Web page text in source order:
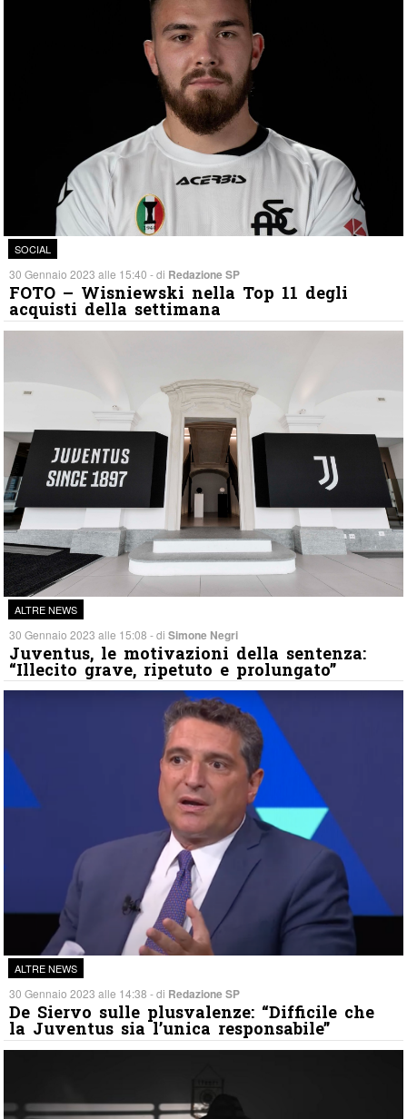
SOCIAL
30 Gennaio 2023 alle 15:40 - di Redazione SP
FOTO – Wisniewski nella Top 11 degli
acquisti della settimana
ALTRE NEWS
30 Gennaio 2023 alle 15:08 - diSimone Negri
Juventus, le motivazioni della sentenza:
“Illecito grave, ripetuto e prolungato”
ALTRE NEWS
30 Gennaio 2023 alle 14:38 - di Redazione SP
De Siervo sulle plusvalenze: “Difficile che
la Juventus sia l’unica responsabile”